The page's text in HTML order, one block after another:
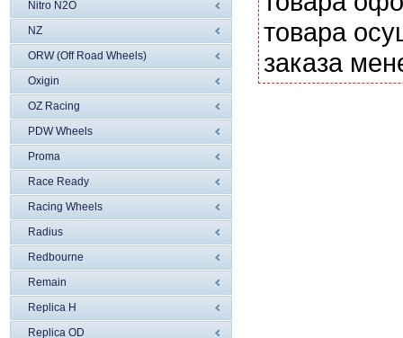
Nitro N2O
NZ
ORW (Off Road Wheels)
Oxigin
OZ Racing
PDW Wheels
Proma
Race Ready
Racing Wheels
Radius
Redbourne
Remain
Replica H
Replica OD
товара
заказа